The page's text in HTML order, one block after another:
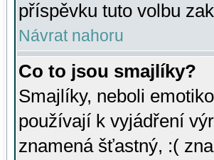
příspěvku tuto volbu
Návrat nahoru
Co to jsou smajlíky?
Smajlíky, neboli
používají k vyjádření
znamená šťastný, :(